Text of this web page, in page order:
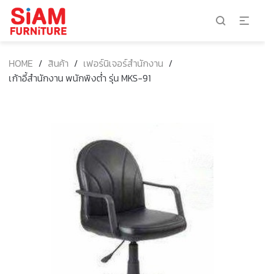
HOME / สินค้า / เฟอร์นิเจอร์สำนักงาน /
เก้าอี้สำนักงาน พนักพิงต่ำ รุ่น MKS-91